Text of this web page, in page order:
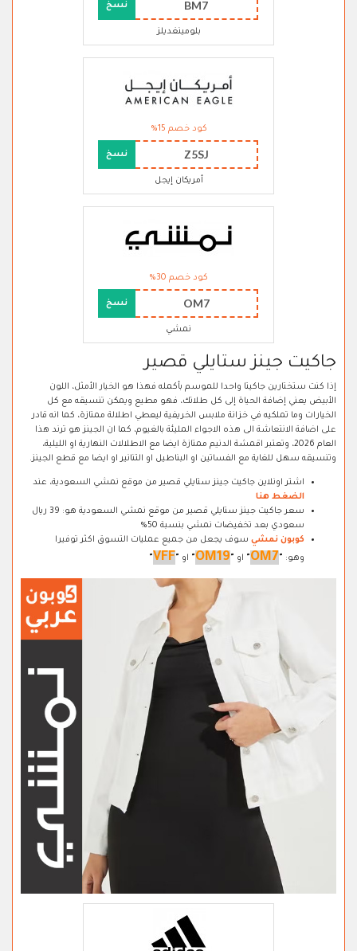
BM7 نسخ
بلومينغديلز
كود خصم 15%
Z5SJ نسخ
أمريكان إيجل
كود خصم 30%
OM7 نسخ
نمشي
جاكيت جينز ستايلي قصير
إذا كنت ستختارين جاكيتا واحدا للموسم بأكمله فهذا هو الخيار الأمثل، اللون
الأبيض يعني إضافة الحياة إلى كل طلاتك، فهو مطيع ويمكن تنسيقه مع كل
الخيارات وما تملكيه في خزانة ملابس الخريفية ليعطي اطلالة ممتازة، كما انه قادر
على اضافة الانتعاشة الى هذه الاجواء المليئة بالغيوم، كما ان الجينز هو ترند هذا
العام 2026، وتعتبر اقمشة الدنيم ممتازة ايضا مع الاطلالات النهارية او الليلية،
وتنسيقه سهل للغاية مع الفساتين او البناطيل او التنانير او ايضا مع قطع الجينز.
اشتر اونلاين جاكيت جينز ستايلي قصير من موقع نمشي السعودية، عند
الضغط هنا
سعر جاكيت جينز ستايلي قصير من موقع نمشي السعودية هو: 39 ريال
سعودي بعد تخفيضات نمشي بنسبة 50%
كوبون نمشي سوف يجعل من جميع عمليات التسوق اكثر توفيرا
وهو: "
OM7
" او "
OM19
" او "
VFF
"